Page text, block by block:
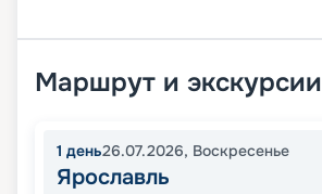
Маршрут и экскурсии
1 день26.07.2026, Воскресенье
Ярославль